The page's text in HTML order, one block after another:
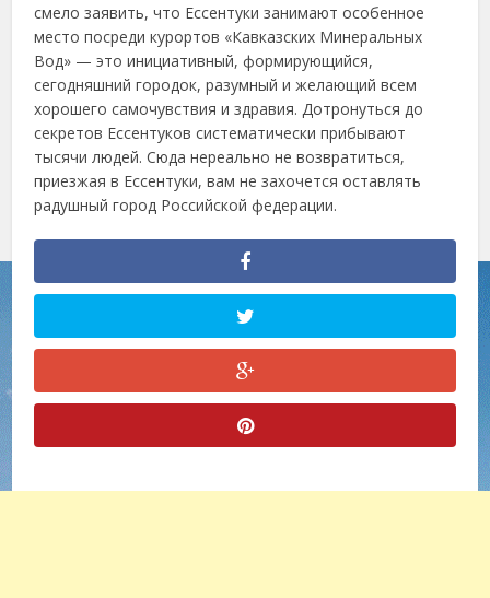
смело заявить, что Ессентуки занимают особенное
место посреди курортов «Кавказских Минеральных
Вод» — это инициативный, формирующийся,
сегодняшний городок, разумный и желающий всем
хорошего самочувствия и здравия. Дотронуться до
секретов Ессентуков систематически прибывают
тысячи людей. Сюда нереально не возвратиться,
приезжая в Ессентуки, вам не захочется оставлять
радушный город Российской федерации.